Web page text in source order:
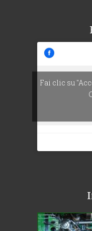
Fai clic su